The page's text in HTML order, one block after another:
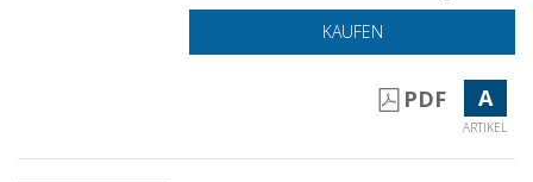
KAUFEN
PDF A
ARTIKEL